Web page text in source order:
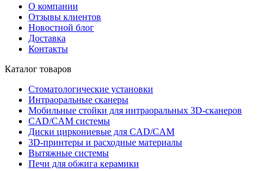
О компании
Отзывы клиентов
Новостной блог
Доставка
Контакты
Каталог товаров
Стоматологические установки
Интраоральные сканеры
Мобильные стойки для интраоральных 3D-сканеров
CAD/CAM системы
Диски циркониевые для CAD/CAM
3D-принтеры и расходные материалы
Вытяжные системы
Печи для обжига керамики